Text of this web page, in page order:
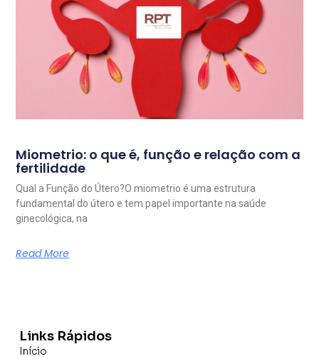
Miometrio: o que é, função e relação com a
fertilidade
Qual a Função do Útero?O miometrio é uma estrutura
fundamental do útero e tem papel importante na saúde
ginecológica, na
Read More
Links Rápidos
Início